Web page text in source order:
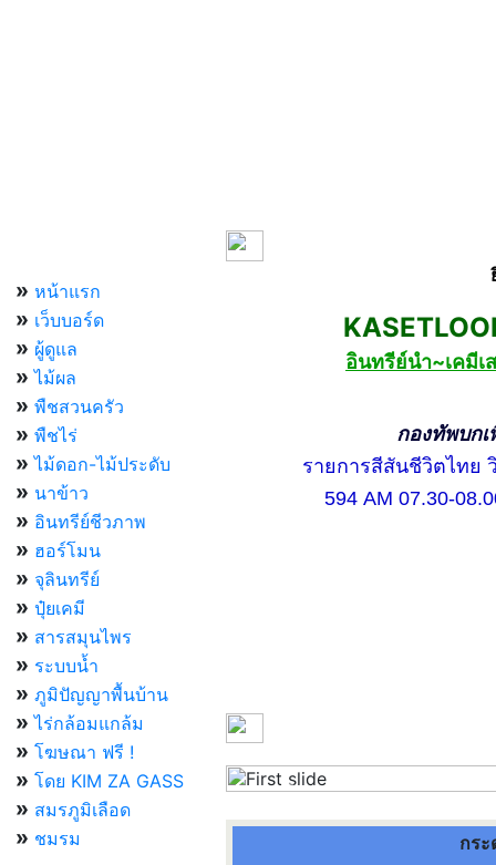
» หน้าแรก
» เว็บบอร์ด
» ผู้ดูแล
» ไม้ผล
» พืชสวนครัว
» พืชไร่
» ไม้ดอก-ไม้ประดับ
» นาข้าว
» อินทรีย์ชีวภาพ
» ฮอร์โมน
» จุลินทรีย์
» ปุ๋ยเคมี
» สารสมุนไพร
» ระบบน้ำ
» ภูมิปัญญาพื้นบ้าน
» ไร่กล้อมแกล้ม
» โฆษณา ฟรี !
» โดย KIM ZA GASS
» สมรภูมิเลือด
» ชมรม
อินทรีย์นำ~เคมีเ
กองทัพบกเพื่อป
รายการสีสันชีวิตไทย วิ
594 AM 07.30-08.00
Previous
กร